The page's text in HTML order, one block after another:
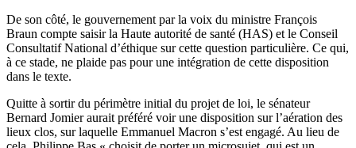
De son côté, le gouvernement par la voix du ministre François
Braun compte saisir la Haute autorité de santé (HAS) et le Conseil
Consultatif National d’éthique sur cette question particulière. Ce qui,
à ce stade, ne plaide pas pour une intégration de cette disposition
dans le texte.
Quitte à sortir du périmètre initial du projet de loi, le sénateur
Bernard Jomier aurait préféré voir une disposition sur l’aération des
lieux clos, sur laquelle Emmanuel Macron s’est engagé. Au lieu de